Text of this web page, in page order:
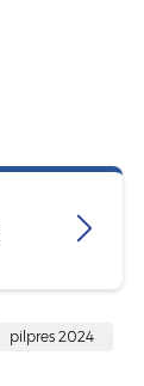
pilpres 2024